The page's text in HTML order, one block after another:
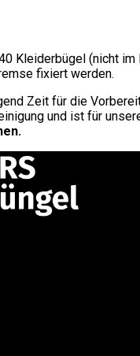
Kleiderbügel (nicht
fixiert werden.
Zeit für die
und ist für